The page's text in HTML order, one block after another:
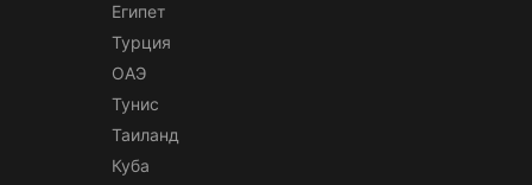
Египет
Турция
ОАЭ
Тунис
Таиланд
Куба